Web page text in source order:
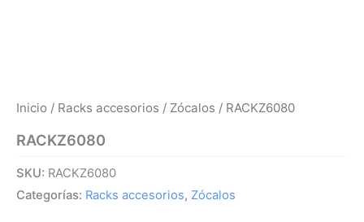
Inicio / Racks accesorios / Zócalos / RACKZ6080
RACKZ6080
SKU: RACKZ6080
Categorías: Racks accesorios, Zócalos